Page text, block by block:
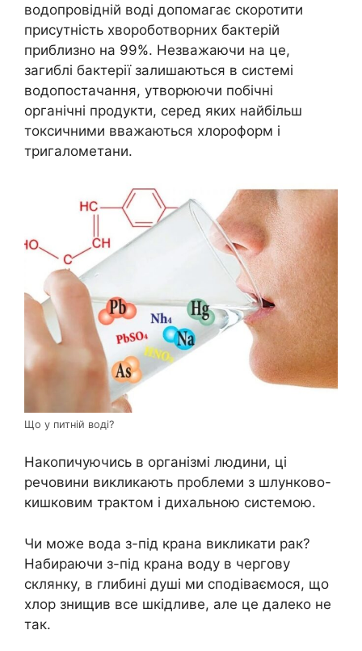
водопровідній воді допомагає скоротити
присутність хвороботворних бактерій
приблизно на 99%. Незважаючи на це,
загиблі бактерії залишаються в системі
водопостачання, утворюючи побічні
органічні продукти, серед яких найбільш
токсичними вважаються хлороформ і
тригалометани.
Що у питній воді?
Накопичуючись в організмі людини, ці
речовини викликають проблеми з шлунково-
кишковим трактом і дихальною системою.
Чи може вода з-під крана викликати рак?
Набираючи з-під крана воду в чергову
склянку, в глибині душі ми сподіваємося, що
хлор знищив все шкідливе, але це далеко не
так.